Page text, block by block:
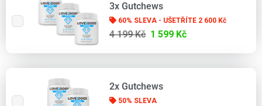
3x Gutchews
60% SLEVA - UŠETŘÍTE 2 600 Kč
4 199 Kč 1 599 Kč
2x Gutchews
50% SLEVA